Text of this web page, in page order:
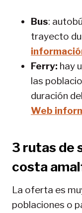
Bus:
trayecto
Ferry: hay
las
duración
Web
3 rutas de
costa
La oferta es
poblaciones o